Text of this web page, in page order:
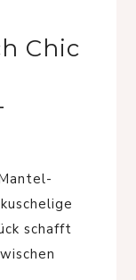
Chic
schafft